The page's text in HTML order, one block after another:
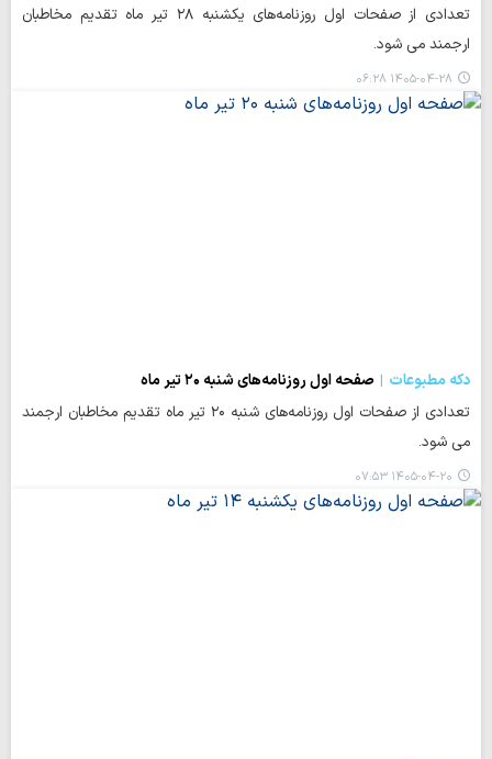
تعدادی از صفحات اول روزنامه‌های یکشنبه ۲۸ تیر ماه تقدیم مخاطبان
ارجمند می شود.
۱۴۰۵-۰۴-۲۸ ۰۶:۲۸
دکه مطبوعات
صفحه اول روزنامه‌های شنبه ۲۰ تیر ماه
تعدادی از صفحات اول روزنامه‌های شنبه ۲۰ تیر ماه تقدیم مخاطبان ارجمند
می شود.
۱۴۰۵-۰۴-۲۰ ۰۷:۵۳